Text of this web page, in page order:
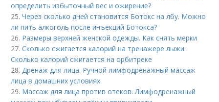
определить избыточный вес и ожирение?
25.Через сколько дней становится Ботокс на лбу. Можно
ли пить алкоголь после инъекций Ботокса?
26. Размеры верхней женской одежды. Как снять мерки
27.Сколько сжигается калорий на тренажере лыжи.
Сколько калорий сжигается на орбитреке
28.Дренаж для лица. Ручной лимфодренажный массаж
лица в домашних условиях
29. Массаж для лица против отеков. Лимфодренажный